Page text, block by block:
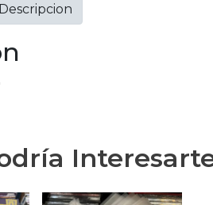
Descripcion